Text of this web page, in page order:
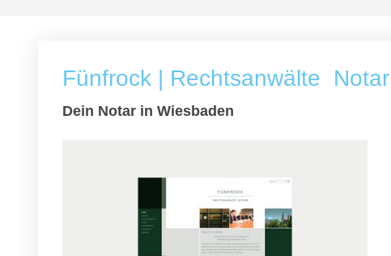
Fünfrock | Rechtsanwälte  Notar
Dein Notar in Wiesbaden